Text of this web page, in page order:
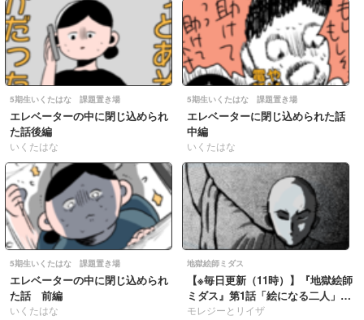
5期生いくたはな 課題置き場
エレベーターの中に閉じ込められ
た話後編
いくたはな
5期生いくたはな 課題置き場
エレベーターに閉じ込められた話
中編
いくたはな
5期生いくたはな 課題置き場
エレベーターの中に閉じ込められ
た話 前編
いくたはな
地獄絵師ミダス
【※毎日更新（11時）】『地獄絵師
ミダス』第1話「絵になる二人」
054
モレジーとリイザ